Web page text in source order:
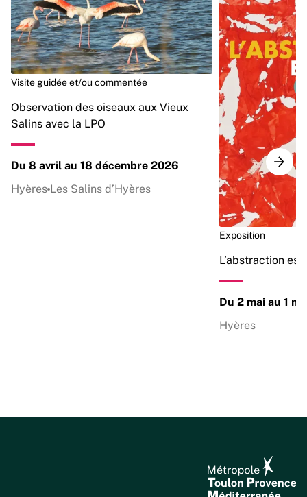
Observation des oiseaux aux Vieux
Salins avec la LPO
Visite guidée et/ou commentée
Du 8 avril au 18 décembre 2026
Hyères Les Salins d’Hyères
L’abstraction
Exposition
Du 2 mai au 1
Hyères